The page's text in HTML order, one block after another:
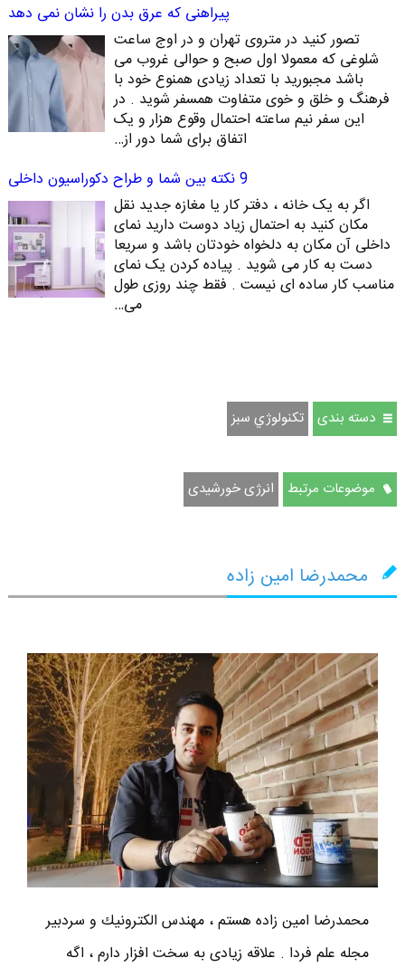
پیراهنی که عرق بدن را نشان نمی دهد
تصور کنید در متروی تهران و در اوج ساعت
شلوغی که معمولا اول صبح و حوالی غروب می
باشد مجبورید با تعداد زیادی همنوع خود با
فرهنگ و خلق و خوی متفاوت همسفر شوید . در
این سفر نیم ساعته احتمال وقوع هزار و یک
اتفاق برای شما دور از…
9 نکته بین شما و طراح دکوراسیون داخلی
اگر به یک خانه ، دفتر کار یا مغازه جدید نقل
مکان کنید به احتمال زیاد دوست دارید نمای
داخلی آن مکان به دلخواه خودتان باشد و سریعا
دست به کار می شوید . پیاده کردن یک نمای
مناسب کار ساده ای نیست . فقط چند روزی طول
می…
دسته بندی تكنولوژي سبز
موضوعات مرتبط انرژی خورشیدی
محمدرضا امین زاده
محمدرضا امين زاده هستم ، مهندس الكترونيك و سردبير
مجله علم فردا . علاقه زیادی به سخت افزار دارم ، اگه